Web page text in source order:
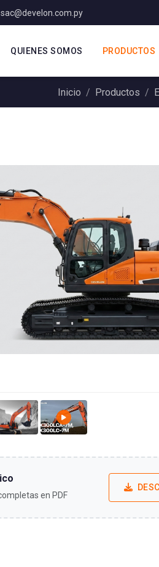
sac@develon.com.py
QUIENES SOMOS PRODUCTOS
Inicio Productos
en PDF